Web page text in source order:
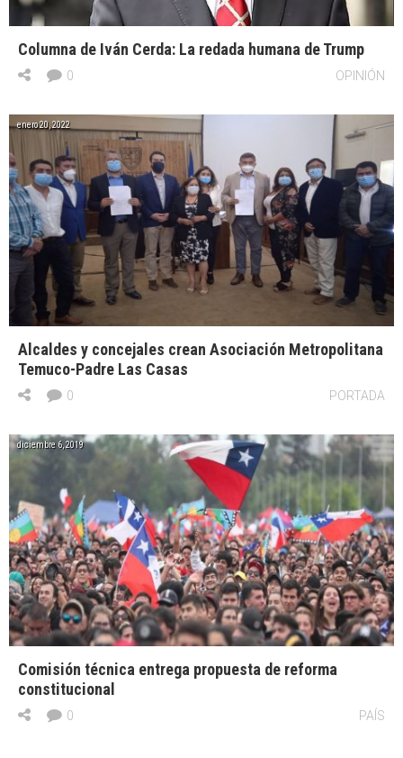
Columna de Iván Cerda: La redada humana de Trump
OPINIÓN
0
enero 20, 2022
Alcaldes y concejales crean Asociación Metropolitana
Temuco-Padre Las Casas
PORTADA
0
diciembre 6, 2019
Comisión técnica entrega propuesta de reforma
constitucional
PAÍS
0